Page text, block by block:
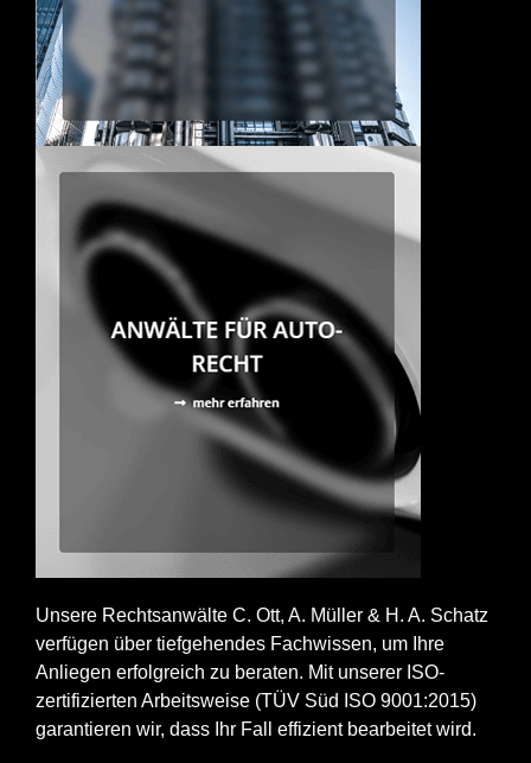
Unsere Rechtsanwälte C. Ott, A. Müller & H. A. Schatz
verfügen über tiefgehendes Fachwissen, um Ihre
Anliegen erfolgreich zu beraten. Mit unserer ISO-
zertifizierten Arbeitsweise (TÜV Süd ISO 9001:2015)
garantieren wir, dass Ihr Fall effizient bearbeitet wird.